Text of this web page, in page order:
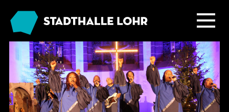
Programm
Übersicht
Service